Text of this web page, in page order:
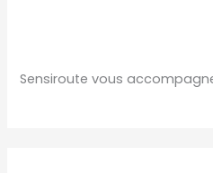
Sensiroute vous